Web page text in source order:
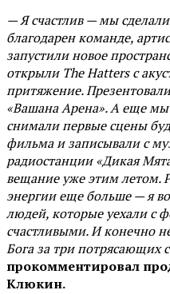
— Я счастлив — мы
благодарен команде,
запустили новое
открыли The Hatters с
притяжение.
«Вашана Арена». А еще мы
снимали первые сцены
фильма и записывали с
радиостанции «Дикая
вещание уже этим летом.
энергии еще больше — я
людей, которые уехали с
счастливыми. И конечно
Бога за три потрясающих
прокомментировал
Клюкин.